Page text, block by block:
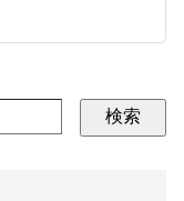
検索